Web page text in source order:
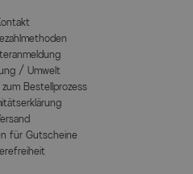
/ Umwelt
Bestellprozess
für Gutscheine